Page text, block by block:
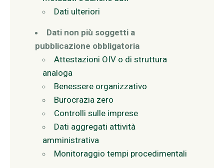
Dati ulteriori
Dati non più soggetti a
pubblicazione obbligatoria
Attestazioni OIV o di struttura
analoga
Benessere organizzativo
Burocrazia zero
Controlli sulle imprese
Dati aggregati attività
amministrativa
Monitoraggio tempi procedimentali